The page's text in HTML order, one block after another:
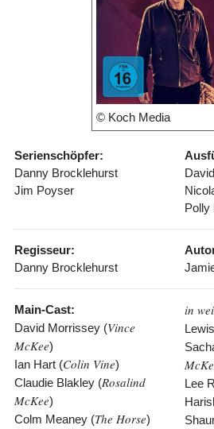
© Koch Media
Serienschöpfer:
Danny Brocklehurst
Jim Poyser
Polly
Regisseur:
Danny Brocklehurst
Main-Cast:
David Morrissey (Vince
McKee)
Ian Hart (Colin Vine)
Claudie Blakley (Rosalind
McKee)
Colm Meaney (The Horse)
in
Lee